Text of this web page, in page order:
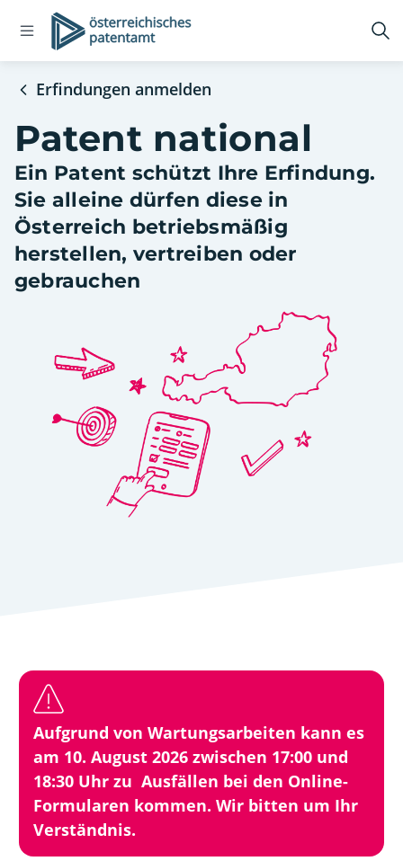
Open
navigation
Logo
Erfindungen anmelden
Patent national
Ein Patent schützt Ihre Erfindung.
Sie alleine dürfen diese in
Österreich betriebsmäßig
herstellen, vertreiben oder
gebrauchen
Aufgrund von Wartungsarbeiten kann es
am 10. August 2026 zwischen 17:00 und
18:30 Uhr zu Ausfällen bei den Online-
Formularen kommen. Wir bitten um Ihr
Verständnis.